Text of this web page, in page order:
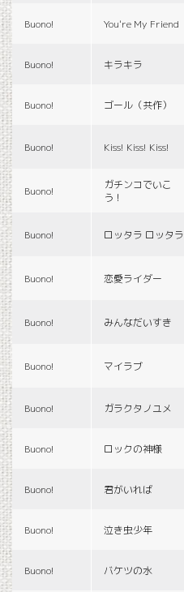
Buono! You're My Friend
Buono! キラキラ
Buono! ゴール（共作）
Buono! Kiss! Kiss! Kiss!
Buono!
ガチンコでいこ
う！
Buono! ロッタラ ロッタラ
Buono! 恋愛ライダー
Buono! みんなだいすき
Buono! マイラブ
Buono! ガラクタノユメ
Buono! ロックの神様
Buono! 君がいれば
Buono! 泣き虫少年
Buono! バケツの水